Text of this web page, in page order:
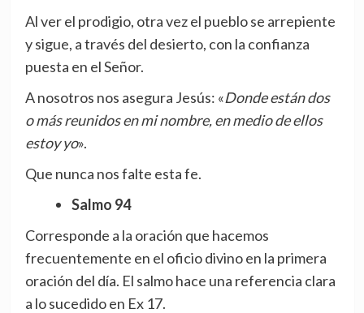
Al ver el prodigio, otra vez el pueblo se arrepiente
y sigue, a través del desierto, con la confianza
puesta en el Señor.
A nosotros nos asegura Jesús: «Donde están dos
o más reunidos en mi nombre, en medio de ellos
estoy yo».
Que nunca nos falte esta fe.
Salmo 94
Corresponde a la oración que hacemos
frecuentemente en el oficio divino en la primera
oración del día. El salmo hace una referencia clara
a lo sucedido en Ex 17.